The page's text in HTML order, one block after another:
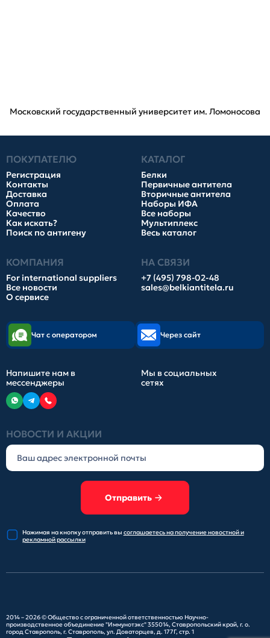
Московский государственный университет им. Ломоносова
ПОКУПАТЕЛЮ
Регистрация
Контакты
Доставка
Оплата
Качество
Как искать?
Поиск по антигену
КАТАЛОГ
Белки
Первичные антитела
Вторичные антитела
Наборы ИФА
Все наборы
Мультиплекс
Весь каталог
КОМПАНИЯ
For international suppliers
Все новости
О сервисе
НА СВЯЗИ
+7 (495) 798-02-48
sales@belkiantitela.ru
НОВОСТИ И АКЦИИ
Отправить
Нажимая на кнопку отправитьвы соглашаетесь на получениеновостной и
рекламной рассылки
Чат с оператором Через сайт
Напишите нам в
мессенджеры
Мы в социальных
сетях
2014 – 2026 ©Общество с ограниченной ответственностью Научно-
производственное объединение "Иммунотэкс"355014, Ставропольский край, г. о.
город Ставрополь, г. Ставрополь, ул. Доваторцев, д. 177Г, стр. 1